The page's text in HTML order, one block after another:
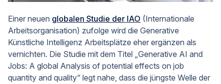
Einer neuen globalen Studie der IAO (Internationale
Arbeitsorganisation) zufolge wird die Generative
Künstliche Intelligenz Arbeitsplätze eher ergänzen als
vernichten. Die Studie mit dem Titel „Generative AI and
Jobs: A global Analysis of potential effects on job
quantity and quality“ legt nahe, dass die jüngste Welle der